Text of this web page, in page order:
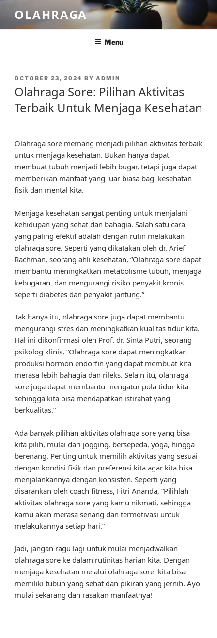
content
OLAHRAGA
Menu
POSTED
OCTOBER 23, 2024 BY ADMIN
Olahraga Sore: Pilihan Aktivitas
Terbaik Untuk Menjaga Kesehatan
Olahraga sore memang menjadi pilihan aktivitas terbaik
untuk menjaga kesehatan. Bukan hanya dapat
membuat tubuh menjadi lebih bugar, tetapi juga dapat
memberikan manfaat yang luar biasa bagi kesehatan
fisik dan mental kita.
Menjaga kesehatan sangat penting untuk menjalani
kehidupan yang sehat dan bahagia. Salah satu cara
yang paling efektif adalah dengan rutin melakukan
olahraga sore. Seperti yang dikatakan oleh dr. Arief
Rachman, seorang ahli kesehatan, “Olahraga sore dapat
membantu meningkatkan metabolisme tubuh, menjaga
kebugaran, dan mengurangi risiko penyakit kronis
seperti diabetes dan penyakit jantung.”
Tak hanya itu, olahraga sore juga dapat membantu
mengurangi stres dan meningkatkan kualitas tidur kita.
Hal ini dikonfirmasi oleh Prof. dr. Sinta Putri, seorang
psikolog klinis, “Olahraga sore dapat meningkatkan
produksi hormon endorfin yang dapat membuat kita
merasa lebih bahagia dan rileks. Selain itu, olahraga
sore juga dapat membantu mengatur pola tidur kita
sehingga kita bisa mendapatkan istirahat yang
berkualitas.”
Ada banyak pilihan aktivitas olahraga sore yang bisa
kita pilih, mulai dari jogging, bersepeda, yoga, hingga
berenang. Penting untuk memilih aktivitas yang sesuai
dengan kondisi fisik dan preferensi kita agar kita bisa
menjalankannya dengan konsisten. Seperti yang
disarankan oleh coach fitness, Fitri Ananda, “Pilihlah
aktivitas olahraga sore yang kamu nikmati, sehingga
kamu akan merasa senang dan termotivasi untuk
melakukannya setiap hari.”
Jadi, jangan ragu lagi untuk mulai menjadwalkan
olahraga sore ke dalam rutinitas harian kita. Dengan
menjaga kesehatan melalui olahraga sore, kita bisa
memiliki tubuh yang sehat dan pikiran yang jernih. Ayo
mulai sekarang dan rasakan manfaatnya!